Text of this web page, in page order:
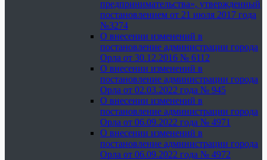
предпринимательства», утвержденный
постановлением от 21 июля 2017 года
№3274
О внесении изменений в
постановление администрации города
Орла от 30.12.2016 № 6112
О внесении изменений в
постановление администрации города
Орла от 02.03.2022 года № 945
О внесении изменений в
постановление администрации города
Орла от 06.09.2022 года № 4971
О внесении изменений в
постановление администрации города
Орла от 06.09.2022 года № 4972